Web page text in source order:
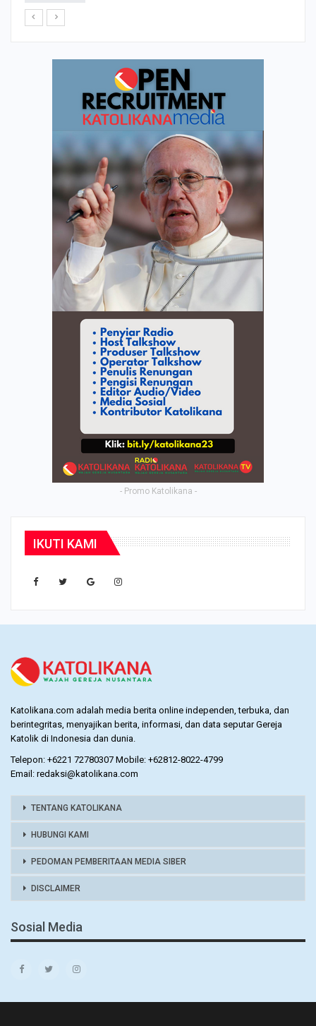
- Promo Katolikana -
IKUTI KAMI
Katolikana.com adalah media berita online independen, terbuka, dan
berintegritas, menyajikan berita, informasi, dan data seputar Gereja
Katolik di Indonesia dan dunia.
Telepon: +6221 72780307 Mobile: +62812-8022-4799
Email: redaksi@katolikana.com
TENTANG KATOLIKANA
HUBUNGI KAMI
PEDOMAN PEMBERITAAN MEDIA SIBER
DISCLAIMER
Sosial Media